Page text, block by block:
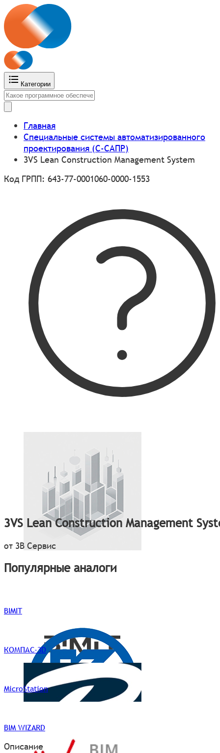
Категории
Главная
Специальные системы автоматизированного
проектирования (С-САПР)
3VS Lean Construction Management System
Код ГРПП: 643-77-0001060-0000-1553
3VS Lean Construction Management
от 3В Сервис
Популярные аналоги
BIMIT
КОМПАС-3D
MicroStation
BIM WIZARD
Описание